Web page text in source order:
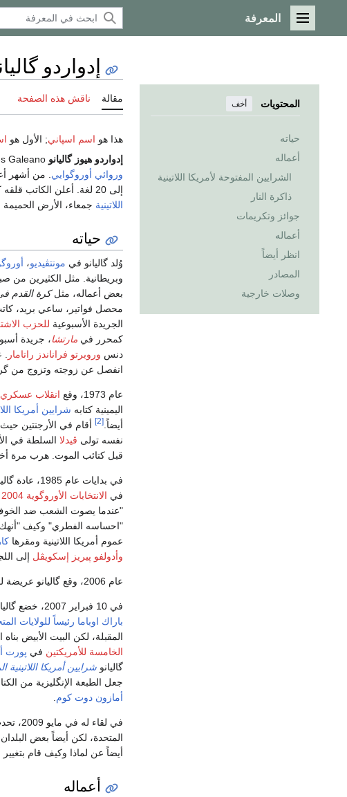
القائمة الرئيسية
المعرفة
المحتويات أخف
حياته
أعماله
الشرايين المفتوحة لأمريكا اللاتينية
ذاكرة النار
جوائز وتكريمات
أعماله
انظر أيضاً
المصادر
وصلات خارجية
إدواردو
مقالة ناقش هذه الصفحة
هذا هو اسم اسپاني; الأول هو
إدواردو هيوز گاليانو
وروائي أوروگوايي . من أشهر
إلى 20 لغة. أعلن الكاتب قلقه ككاتب قائلاً: "أنا كاتب مهووس بالذكرى، ذكرى ماضي
اللاتينية جمعاء، الأرض الحميمة
حياته
وُلد گاليانو في مونتڤيديو،
وبريطانية. مثل الكثيرين من
بعض أعماله، مثلكرة القدم
محصل فواتير، ساعي بريد،
الجريدة الأسبوعية للحزب
كمحرر في مارتشا، جريدة
دنس وروبرتو فراناندز راتامار .
انفصل عن زوجته وتزوج من
عام 1973، وقع انقلاب عسكري
اليمينية كتابه شرايين أمريكا
أيضاً.[2] أقام في الأرجنتين
نفسه تولى ڤيدلا السلطة في
قبل كتائب الموت. هرب مرة
في بدايات عام 1985، عادة گاليانو إلى مونتڤيديو، حيث استقر فيها. بعد انتصار
في الانتخابات الأوروگوية 2004
"عندما يصوت الشعب ضد
"احساسه الفطري" وكيف
عموم أمريكا اللاتينية ومقرها
وأدولفو پيريز إسكويڤل إلى اللجنة
عام 2006، وقع گاليانو عريضة لدعم استقلال
في 10 فبراير 2007، خضع گاليانو لعملية ناجمة للعلاج من
باراك اوباما رئيساً للولايات
المقبلة، لكن البيت الأبيض
الخامسة للأمريكتين في پورت
گاليانو شرايين أمريكا اللاتينية
جعل الطبعة الإنگليزية من الكتاب تتراجع
أمازون دوت كوم.
في
المتحدة، لكن أيضاً بعض
أيضاً عن لماذا وكيف قام
أعماله